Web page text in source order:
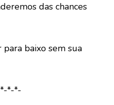
das chances
baixo sem sua
*-*-